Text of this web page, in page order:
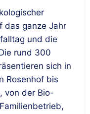
das ganze Jahr
und die
rund 300
sich in
Rosenhof bis
von der Bio-